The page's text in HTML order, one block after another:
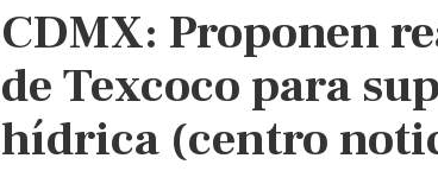
CDMX: Proponen
de Texcoco para
hídrica (centro